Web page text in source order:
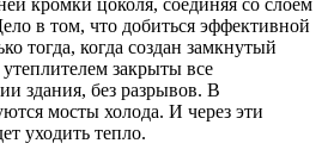
кромки цоколя, соединяя со слоем
в том, что добиться эффективной
тогда, когда создан замкнутый
закрыты все
здания, без разрывов. В
мосты холода. И через эти
уходить тепло.